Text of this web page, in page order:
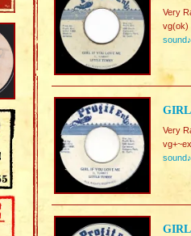
Very
vg(ok)
sound♪
Very
sound♪